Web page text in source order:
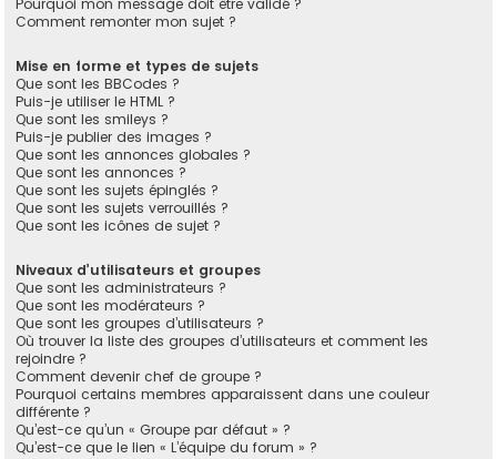
Comment remonter mon sujet ?
Mise en forme et types de sujets
Que sont les BBCodes ?
Puis-je utiliser le HTML ?
Que sont les smileys ?
Puis-je publier des images ?
Que sont les annonces globales ?
Que sont les annonces ?
Que sont les sujets épinglés ?
Que sont les sujets verrouillés ?
Que sont les icônes de sujet ?
Niveaux d’utilisateurs et groupes
Que sont les administrateurs ?
Que sont les modérateurs ?
Que sont les groupes d’utilisateurs ?
Où trouver la liste des groupes d’utilisateurs et comment les
rejoindre ?
Comment devenir chef de groupe ?
Pourquoi certains membres apparaissent dans une couleur
différente ?
Qu’est-ce qu’un « Groupe par défaut » ?
Qu’est-ce que le lien « L’équipe du forum » ?